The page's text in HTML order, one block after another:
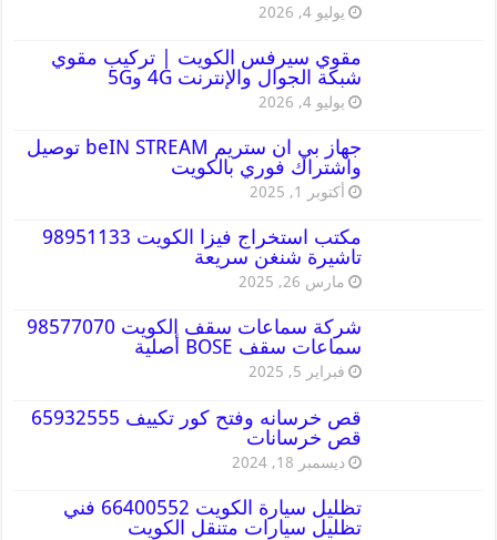
يوليو 4, 2026
مقوي سيرفس الكويت | تركيب مقوي
شبكة الجوال والإنترنت 4G و5G
يوليو 4, 2026
جهاز بي ان ستريم beIN STREAM توصيل
واشتراك فوري بالكويت
أكتوبر 1, 2025
مكتب استخراج فيزا الكويت 98951133
تاشيرة شنغن سريعة
مارس 26, 2025
شركة سماعات سقف الكويت 98577070
سماعات سقف BOSE أصلية
فبراير 5, 2025
قص خرسانه وفتح كور تكييف 65932555
قص خرسانات
ديسمبر 18, 2024
تظليل سيارة الكويت 66400552 فني
تظليل سيارات متنقل الكويت